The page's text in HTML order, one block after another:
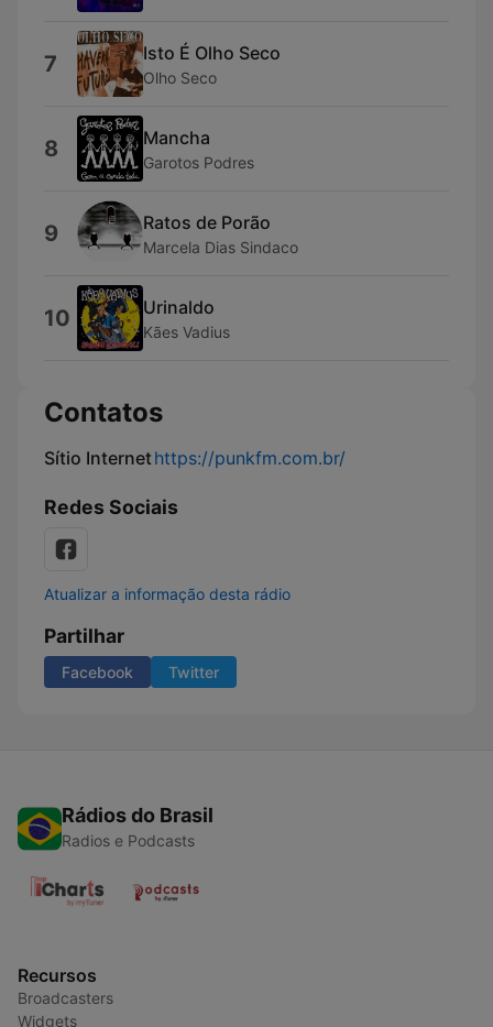
7 Isto É Olho Seco
Olho Seco
8 Mancha
Garotos Podres
9 Ratos de Porão
Marcela Dias Sindaco
10 Urinaldo
Kães Vadius
Contatos
Sítio Internethttps://punkfm.com.br/
Redes Sociais
Atualizar a informação desta rádio
Partilhar
Facebook Twitter
Rádios do Brasil
Radios e Podcasts
Recursos
Broadcasters
Widgets